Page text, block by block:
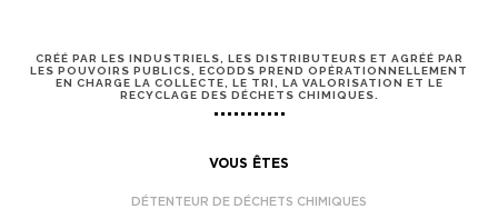
CRÉÉ PAR LES INDUSTRIELS, LES DISTRIBUTEURS ET AGRÉÉ PAR
LES POUVOIRS PUBLICS, ECODDS PREND OPÉRATIONNELLEMENT
EN CHARGE LA COLLECTE, LE TRI, LA VALORISATION ET LE
RECYCLAGE DES DÉCHETS CHIMIQUES.
VOUS ÊTES
DÉTENTEUR DE DÉCHETS CHIMIQUES